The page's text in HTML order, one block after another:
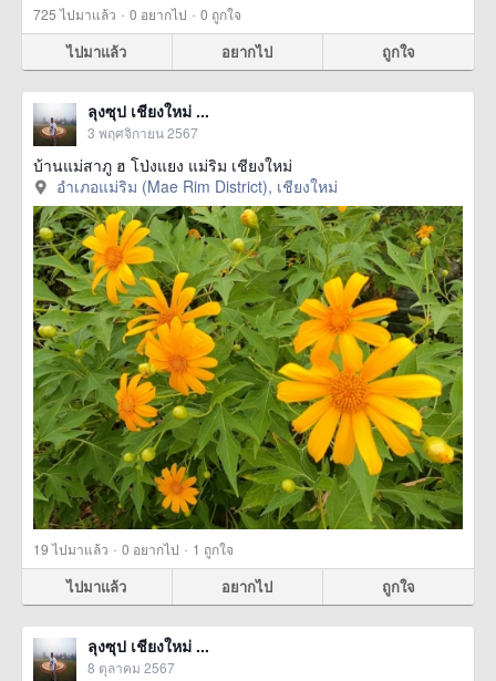
725ไปมาแล้ว · 0 อยากไป · 0 ถูกใจ
ไปมาแล้ว อยากไป ถูกใจ
ลุงซุป เชียงใหม่ ...
3 พฤศจิกายน 2567
บ้านแม่สาภู ฮ โป่งแยง แม่ริม เชียงใหม่
อำเภอแม่ริม (Mae Rim District), เชียงใหม่
19ไปมาแล้ว · 0 อยากไป · 1 ถูกใจ
ไปมาแล้ว อยากไป ถูกใจ
ลุงซุป เชียงใหม่ ...
8 ตุลาคม 2567